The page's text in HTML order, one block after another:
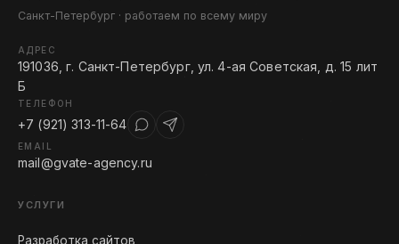
Санкт-Петербург · работаем по всему миру
АДРЕС
191036, г. Санкт-Петербург, ул. 4-ая Советская, д. 15 лит
Б
ТЕЛЕФОН
+7 (921) 313-11-64
EMAIL
mail@gvate-agency.ru
УСЛУГИ
Разработка сайтов